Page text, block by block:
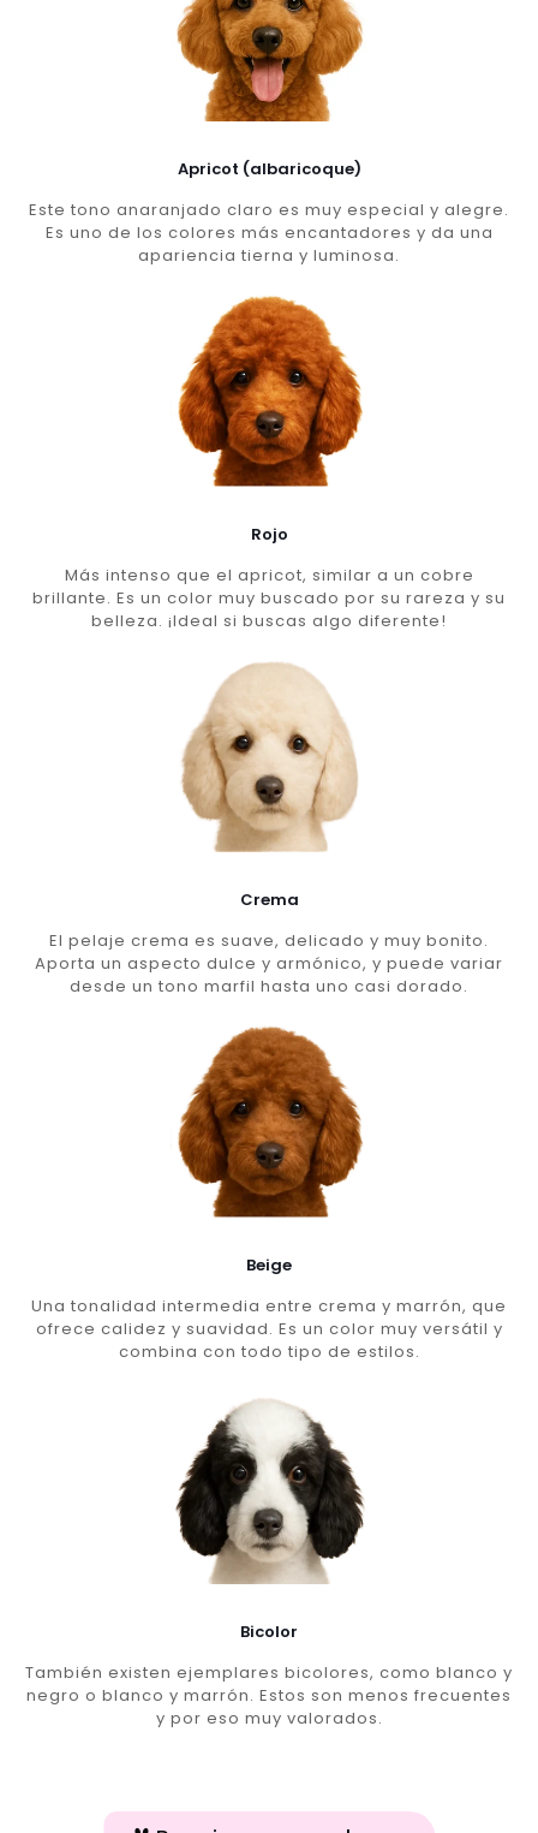
Apricot (albaricoque)
Este tono anaranjado claro es muy especial y alegre.
Es uno de los colores más encantadores y da una
apariencia tierna y luminosa.
Rojo
Más intenso que el apricot, similar a un cobre
brillante. Es un color muy buscado por su rareza y su
belleza. ¡Ideal si buscas algo diferente!
Crema
El pelaje crema es suave, delicado y muy bonito.
Aporta un aspecto dulce y armónico, y puede variar
desde un tono marfil hasta uno casi dorado.
Beige
Una tonalidad intermedia entre crema y marrón, que
ofrece calidez y suavidad. Es un color muy versátil y
combina con todo tipo de estilos.
Bicolor
También existen ejemplares bicolores, como blanco y
negro o blanco y marrón. Estos son menos frecuentes
y por eso muy valorados.